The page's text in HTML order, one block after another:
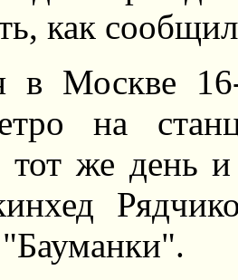
как
в Москве
на
же день